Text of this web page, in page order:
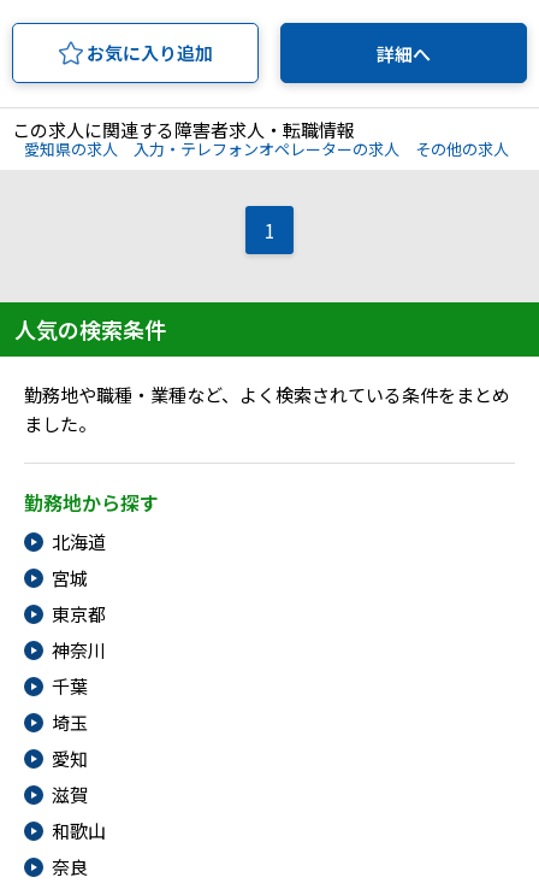
お気に入り追加 詳細へ
この求人に関連する障害者求人・転職情報
愛知県の求人 入力・テレフォンオペレーターの求人 その他の求人
1
人気の検索条件
勤務地や職種・業種など、よく検索されている条件をまとめ
ました。
勤務地から探す
北海道
宮城
東京都
神奈川
千葉
埼玉
愛知
滋賀
和歌山
奈良